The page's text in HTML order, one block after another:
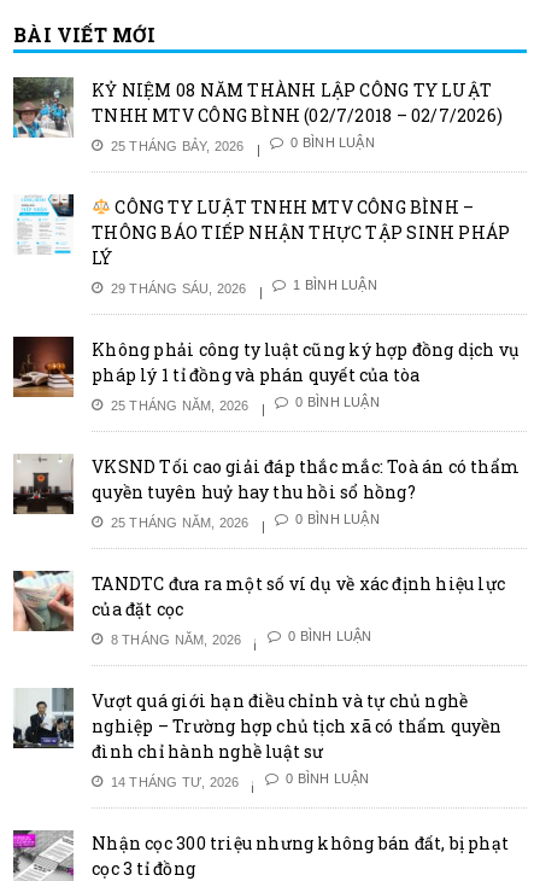
BÀI VIẾT MỚI
KỶ NIỆM 08 NĂM THÀNH LẬP CÔNG TY LUẬT
TNHH MTV CÔNG BÌNH (02/7/2018 – 02/7/2026)
25 THÁNG BẢY, 2026 0 BÌNH LUẬN
CÔNG TY LUẬT TNHH MTV CÔNG BÌNH –
THÔNG BÁO TIẾP NHẬN THỰC TẬP SINH PHÁP
LÝ
29 THÁNG SÁU, 2026 1 BÌNH LUẬN
Không phải công ty luật cũng ký hợp đồng dịch vụ
pháp lý 1 tỉ đồng và phán quyết của tòa
25 THÁNG NĂM, 2026 0 BÌNH LUẬN
VKSND Tối cao giải đáp thắc mắc: Toà án có thẩm
quyền tuyên huỷ hay thu hồi sổ hồng?
25 THÁNG NĂM, 2026 0 BÌNH LUẬN
TANDTC đưa ra một số ví dụ về xác định hiệu lực
của đặt cọc
8 THÁNG NĂM, 2026 0 BÌNH LUẬN
Vượt quá giới hạn điều chỉnh và tự chủ nghề
nghiệp – Trường hợp chủ tịch xã có thẩm quyền
đình chỉ hành nghề luật sư
14 THÁNG TƯ, 2026 0 BÌNH LUẬN
Nhận cọc 300 triệu nhưng không bán đất, bị phạt
cọc 3 tỉ đồng